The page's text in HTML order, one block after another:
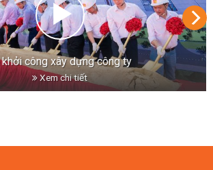
khởi công xây dựng công ty
Xem chi tiết